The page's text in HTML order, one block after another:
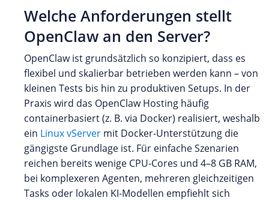
Welche Anforderungen stellt
OpenClaw an den Server?
OpenClaw ist grundsätzlich so konzipiert, dass es
flexibel und skalierbar betrieben werden kann – von
kleinen Tests bis hin zu produktiven Setups. In der
Praxis wird das OpenClaw Hosting häufig
containerbasiert (z. B. via Docker) realisiert, weshalb
ein Linux vServer mit Docker-Unterstützung die
gängigste Grundlage ist. Für einfache Szenarien
reichen bereits wenige CPU-Cores und 4–8 GB RAM,
bei komplexeren Agenten, mehreren gleichzeitigen
Tasks oder lokalen KI-Modellen empfiehlt sich